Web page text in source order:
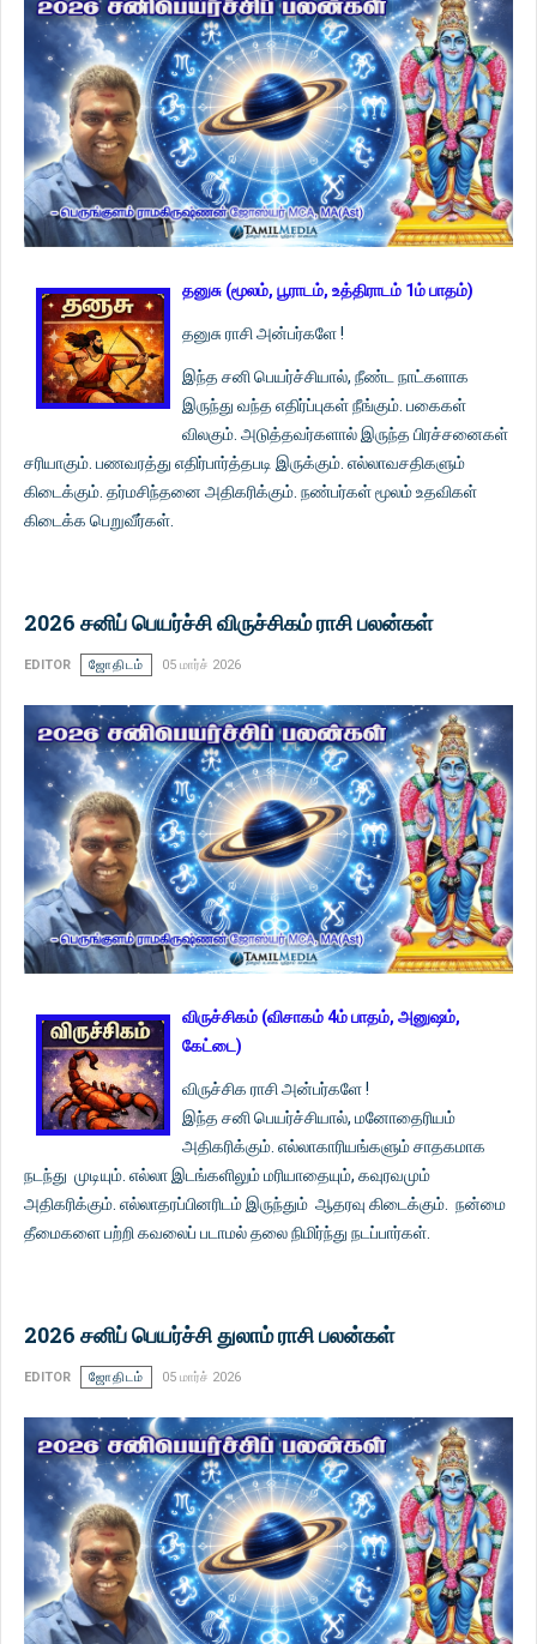
தனுசு (மூலம், பூராடம், உத்திராடம் 1ம் பாதம்)
தனுசு ராசி அன்பர்களே !
இந்த சனி பெயர்ச்சியால், நீண்ட நாட்களாக
இருந்து வந்த எதிர்ப்புகள் நீங்கும். பகைகள்
விலகும். அடுத்தவர்களால் இருந்த பிரச்சனைகள்
சரியாகும். பணவரத்து எதிர்பார்த்தபடி இருக்கும். எல்லாவசதிகளும்
கிடைக்கும். தர்மசிந்தனை அதிகரிக்கும். நண்பர்கள் மூலம் உதவிகள்
கிடைக்க பெறுவீர்கள்.
2026 சனிப் பெயர்ச்சி விருச்சிகம் ராசி பலன்கள்
EDITOR ஜோதிடம் 05 மார்ச் 2026
விருச்சிகம் (விசாகம் 4ம் பாதம், அனுஷம்,
கேட்டை)
விருச்சிக ராசி அன்பர்களே !
இந்த சனி பெயர்ச்சியால், மனோதைரியம்
அதிகரிக்கும். எல்லாகாரியங்களும் சாதகமாக
நடந்து முடியும். எல்லா இடங்களிலும் மரியாதையும், கவுரவமும்
அதிகரிக்கும். எல்லாதரப்பினரிடம் இருந்தும் ஆதரவு கிடைக்கும். நன்மை
தீமைகளை பற்றி கவலைப் படாமல் தலை நிமிர்ந்து நடப்பார்கள்.
2026 சனிப் பெயர்ச்சி துலாம் ராசி பலன்கள்
EDITOR ஜோதிடம் 05 மார்ச் 2026